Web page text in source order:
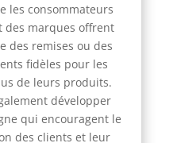
les consommateurs
des marques offrent
des remises ou des
fidèles pour les
de leurs produits.
développer
qui encouragent le
des clients et leur